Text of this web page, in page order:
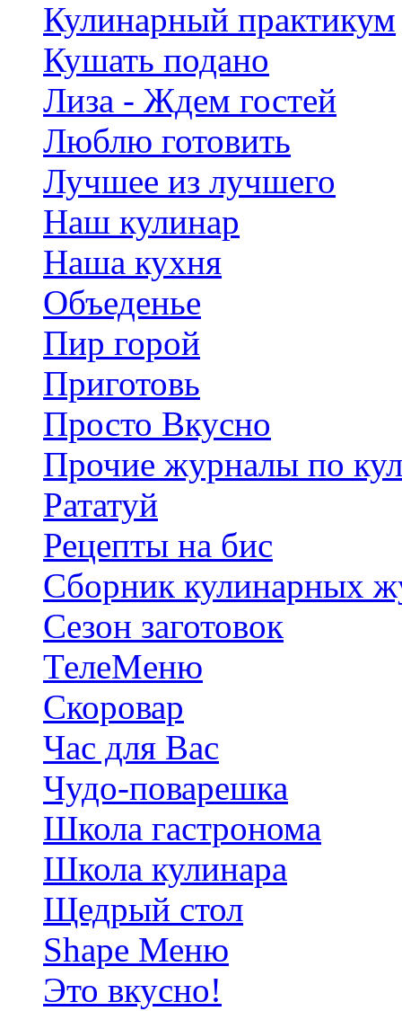
Кулинарный практикум
Кушать подано
Лиза - Ждем гостей
Люблю готовить
Лучшее из лучшего
Наш кулинар
Наша кухня
Объеденье
Пир горой
Приготовь
Просто Вкусно
Прочие журналы по
Рататуй
Рецепты на бис
Сборник кулинарных
Сезон заготовок
ТелеMеню
Скоровар
Час для Вас
Чудо-поварешка
Школа гастронома
Школа кулинара
Щедрый стол
Shape Меню
Это вкусно!